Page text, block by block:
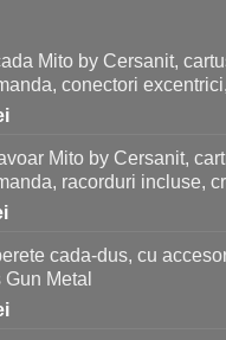
Mito by Cersanit,
conectori
Mito by Cersanit,
racorduri incluse,
cada-dus, cu
Metal